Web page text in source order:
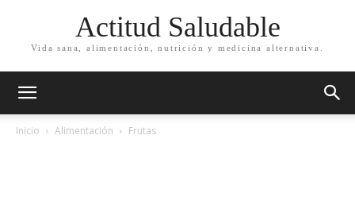
Actitud Saludable
Vida sana, alimentación, nutrición y medicina alternativa.
Inicio Alimentación Frutas